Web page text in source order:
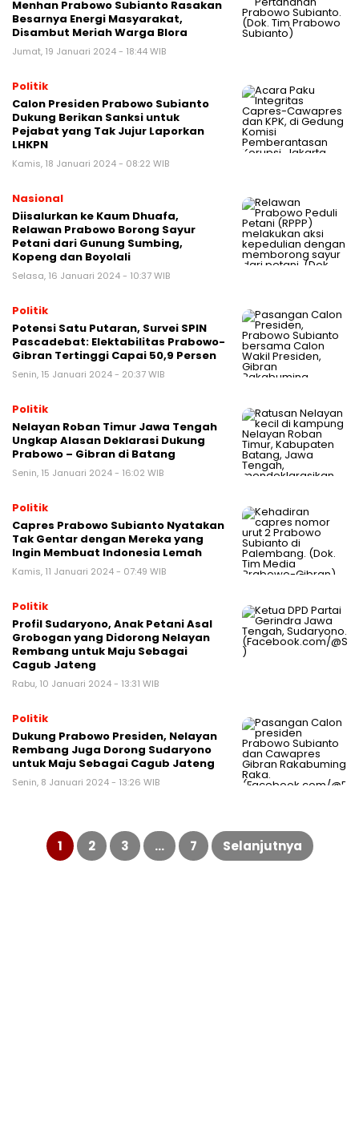
Menhan Prabowo Subianto Rasakan
Besarnya Energi Masyarakat,
Disambut Meriah Warga Blora
Jumat, 19 Januari 2024 - 18:44 WIB
Politik
Calon Presiden Prabowo Subianto
Dukung Berikan Sanksi untuk
Pejabat yang Tak Jujur Laporkan
LHKPN
Kamis, 18 Januari 2024 - 08:22 WIB
Nasional
Diisalurkan ke Kaum Dhuafa,
Relawan Prabowo Borong Sayur
Petani dari Gunung Sumbing,
Kopeng dan Boyolali
Selasa, 16 Januari 2024 - 10:37 WIB
Politik
Potensi Satu Putaran, Survei SPIN
Pascadebat: Elektabilitas Prabowo-
Gibran Tertinggi Capai 50,9 Persen
Senin, 15 Januari 2024 - 20:37 WIB
Politik
Nelayan Roban Timur Jawa Tengah
Ungkap Alasan Deklarasi Dukung
Prabowo – Gibran di Batang
Senin, 15 Januari 2024 - 16:02 WIB
Politik
Capres Prabowo Subianto Nyatakan
Tak Gentar dengan Mereka yang
Ingin Membuat Indonesia Lemah
Kamis, 11 Januari 2024 - 07:49 WIB
Politik
Profil Sudaryono, Anak Petani Asal
Grobogan yang Didorong Nelayan
Rembang untuk Maju Sebagai
Cagub Jateng
Rabu, 10 Januari 2024 - 13:31 WIB
Politik
Dukung Prabowo Presiden, Nelayan
Rembang Juga Dorong Sudaryono
untuk Maju Sebagai Cagub Jateng
Senin, 8 Januari 2024 - 13:26 WIB
Paginasi
pos
1 2 3 … 7 Selanjutnya